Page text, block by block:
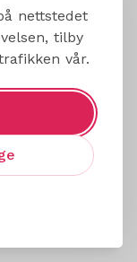
nettstedet
tilby
vår.